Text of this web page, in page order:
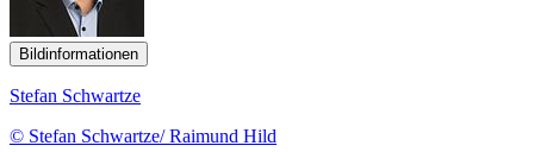
Bildinformationen
Stefan Schwartze
© Stefan Schwartze/ Raimund Hild